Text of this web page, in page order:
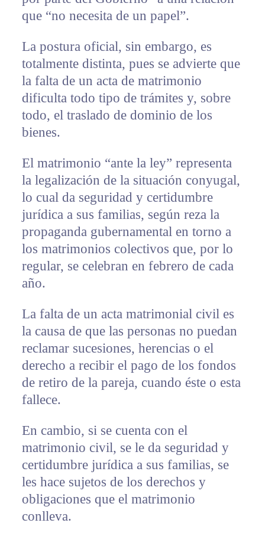
que “no necesita de un papel”.
La postura oficial, sin embargo, es
totalmente distinta, pues se advierte que
la falta de un acta de matrimonio
dificulta todo tipo de trámites y, sobre
todo, el traslado de dominio de los
bienes.
El matrimonio “ante la ley” representa
la legalización de la situación conyugal,
lo cual da seguridad y certidumbre
jurídica a sus familias, según reza la
propaganda gubernamental en torno a
los matrimonios colectivos que, por lo
regular, se celebran en febrero de cada
año.
La falta de un acta matrimonial civil es
la causa de que las personas no puedan
reclamar sucesiones, herencias o el
derecho a recibir el pago de los fondos
de retiro de la pareja, cuando éste o esta
fallece.
En cambio, si se cuenta con el
matrimonio civil, se le da seguridad y
certidumbre jurídica a sus familias, se
les hace sujetos de los derechos y
obligaciones que el matrimonio
conlleva.